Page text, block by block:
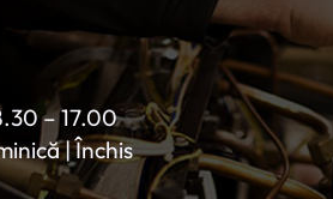
– 17.00
| Închis